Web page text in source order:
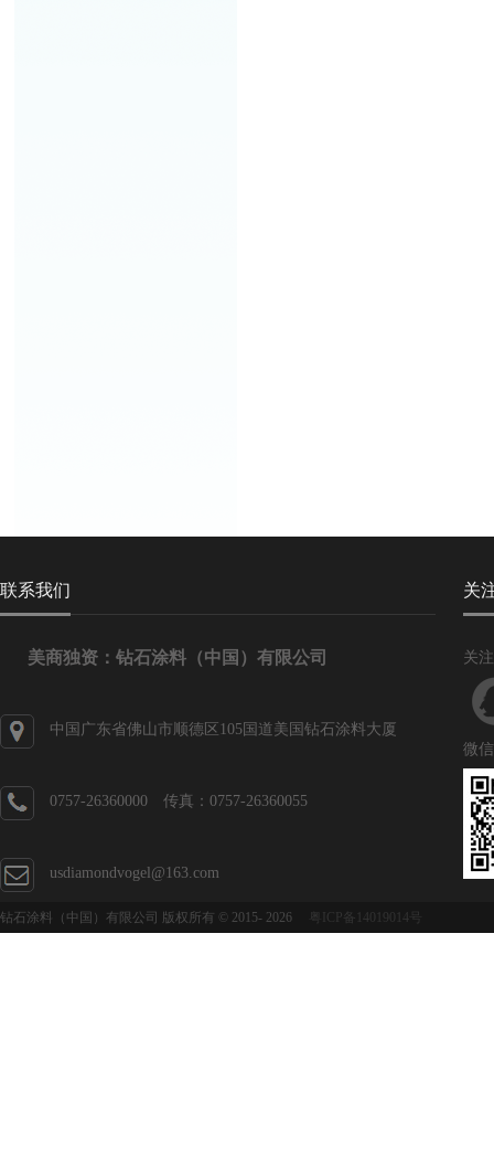
联系我们
美商独资：钻石涂料（中国）有限公司
中国广东省佛山市顺德区105国道美国钻石涂料大厦
0757-26360000 传真：0757-26360055
usdiamondvogel@163.com
关
关
微
钻石涂料（中国）有限公司 版权所有 © 2015- 2026 粤ICP备14019014号